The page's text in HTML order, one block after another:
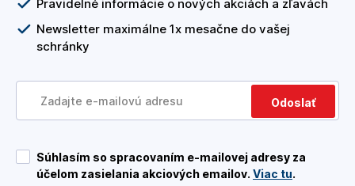
Pravidelné informácie o nových akciách a zľavách
Newsletter maximálne 1x mesačne do vašej
schránky
Odoslať
Súhlasím so spracovaním e-mailovej adresy za
účelom zasielania akciových emailov. Viac tu.